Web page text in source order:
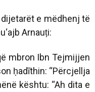
e mëdhenj të
Arnauṭi:
mbron Ibn Tejmijjen
ḥadīthin: “Përcjellja
kështu: “Ah dita e